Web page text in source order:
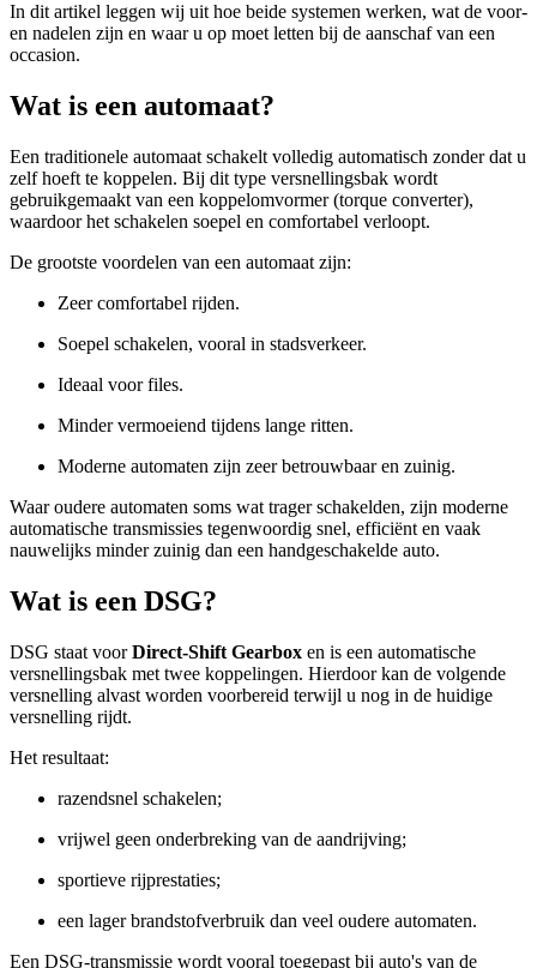
In dit artikel leggen wij uit hoe beide systemen werken, wat de voor-
en nadelen zijn en waar u op moet letten bij de aanschaf van een
occasion.
Wat is een automaat?
Een traditionele automaat schakelt volledig automatisch zonder dat u
zelf hoeft te koppelen. Bij dit type versnellingsbak wordt
gebruikgemaakt van een koppelomvormer (torque converter),
waardoor het schakelen soepel en comfortabel verloopt.
De grootste voordelen van een automaat zijn:
Zeer comfortabel rijden.
Soepel schakelen, vooral in stadsverkeer.
Ideaal voor files.
Minder vermoeiend tijdens lange ritten.
Moderne automaten zijn zeer betrouwbaar en zuinig.
Waar oudere automaten soms wat trager schakelden, zijn moderne
automatische transmissies tegenwoordig snel, efficiënt en vaak
nauwelijks minder zuinig dan een handgeschakelde auto.
Wat is een DSG?
DSG staat voorDirect-Shift Gearbox en is een automatische
versnellingsbak met twee koppelingen. Hierdoor kan de volgende
versnelling alvast worden voorbereid terwijl u nog in de huidige
versnelling rijdt.
Het resultaat:
razendsnel schakelen;
vrijwel geen onderbreking van de aandrijving;
sportieve rijprestaties;
een lager brandstofverbruik dan veel oudere automaten.
Een DSG-transmissie wordt vooral toegepast bij auto's van de